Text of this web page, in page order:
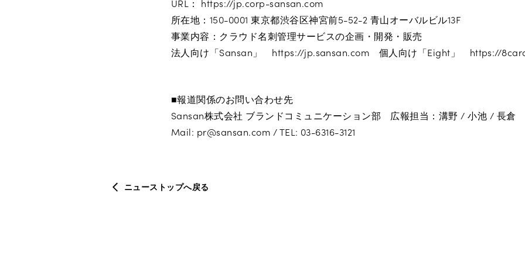
URL： https://jp.corp-sansan.com
所在地：150-0001 東京都渋谷区神宮前5-52-2 青山オーバルビル13F
事業内容：クラウド名刺管理サービスの企画・開発・販売
法人向け「Sansan」 https://jp.sansan.com 個人向け「Eight」 https://
■報道関係のお問い合わせ先
Sansan株式会社 ブランドコミュニケーション部 広報担当：溝野 / 小池 / 長倉
Mail: pr@sansan.com / TEL: 03-6316-3121
ニューストップへ戻る